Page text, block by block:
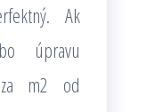
Ak
úpravu
m2 od